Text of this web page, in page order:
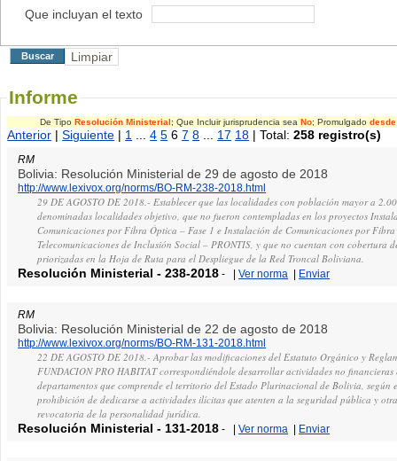
Que incluyan el texto
Informe
De Tipo Resolución Ministerial; Que Incluir jurisprudencia sea No; Promulgado
Anterior |Siguiente | 1 ...4 5 67 8 17 18 | Total:258 registro(s)
RM
Bolivia: Resolución Ministerial de 29 de agosto de 2018
http://www.lexivox.org/norms/BO-RM-238-2018.html
29 DE AGOSTO DE 2018.- Establecer que las localidades con población mayor a
denominadas localidades objetivo, que no fueron contempladas en los proyectos
Comunicaciones por Fibra Óptica – Fase 1 e Instalación de Comunicaciones por
Telecomunicaciones de Inclusión Social – PRONTIS, y que no cuentan con cobertura
priorizadas en la Hoja de Ruta para el Despliegue de la Red Troncal Boliviana.
Resolución Ministerial -238-2018 - |Ver norma | Enviar
RM
Bolivia: Resolución Ministerial de 22 de agosto de 2018
http://www.lexivox.org/norms/BO-RM-131-2018.html
22 DE AGOSTO DE 2018.- Aprobar las modificaciones del Estatuto Orgánico y
FUNDACION PRO HABITAT correspondiéndole desarrollar actividades no financieras
departamentos que comprende el territorio del Estado Plurinacional de Bolivia, según
prohibición de dedicarse a actividades ilícitas que atenten a la seguridad pública y
revocatoria de la personalidad jurídica.
Resolución Ministerial - 131-2018 - |Ver norma | Enviar